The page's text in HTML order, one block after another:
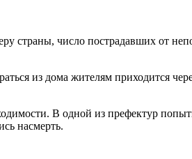
страны, число пострадавших от
из дома жителям приходится
В одной из префектур
насмерть.